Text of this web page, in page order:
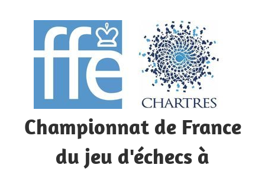
content
Championnat de France
du jeu d'échecs à